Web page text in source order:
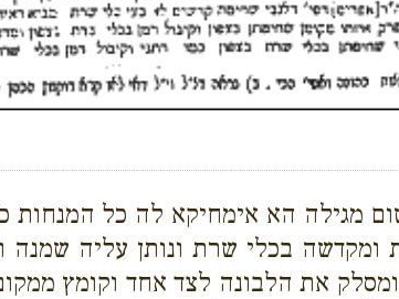
מגילה הא אימחיקא לה כל המנחות
בכלי שרת ונותן עליה שמנה
ומסלק את הלבונה לצד אחד וקומץ